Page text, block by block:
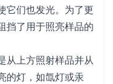
它们也发光。为了更
挡了用于照亮样品的
从上方照射样品并从
的灯，如氙灯或汞